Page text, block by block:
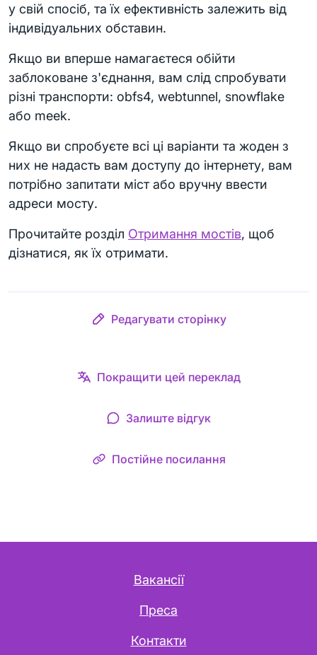
у свій спосіб, та їх ефективність залежить від
індивідуальних обставин.
Якщо ви вперше намагаєтеся обійти
заблоковане з'єднання, вам слід спробувати
різні транспорти: obfs4, webtunnel, snowflake
або meek.
Якщо ви спробуєте всі ці варіанти та жоден з
них не надасть вам доступу до інтернету, вам
потрібно запитати міст або вручну ввести
адреси мосту.
Прочитайте розділ Отримання мостів, щоб
дізнатися, як їх отримати.
Редагувати сторінку
Покращити цей переклад
Залиште відгук
Постійне посилання
Вакансії
Преса
Контакти